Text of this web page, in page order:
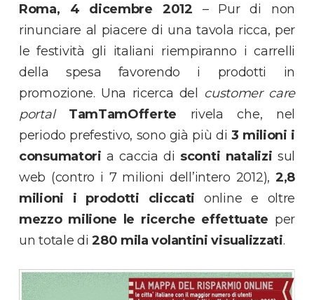
Roma, 4 dicembre 2012 – Pur di non
rinunciare al piacere di una tavola ricca, per
le festività gli italiani riempiranno i carrelli
della spesa favorendo i prodotti in
promozione. Una ricerca del customer care
portal
TamTamOfferte rivela che, nel
periodo prefestivo, sono già più di 3 milioni i
consumatoria caccia di sconti natalizi sul
web (contro i 7 milioni dell’intero 2012), 2,8
milioni i prodotti cliccati online e oltre
mezzo milione le ricerche effettuate per
un totale di280 mila volantini visualizzati.